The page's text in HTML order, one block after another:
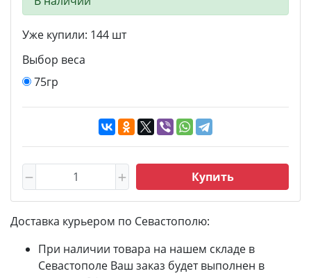
Уже купили: 144 шт
Выбор веса
75гр
Купить
Доставка курьером по Севастополю:
При наличии товара на нашем складе в
Севастополе Ваш заказ будет выполнен в